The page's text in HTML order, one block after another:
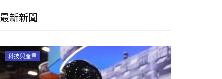
最新新聞
科技與產業